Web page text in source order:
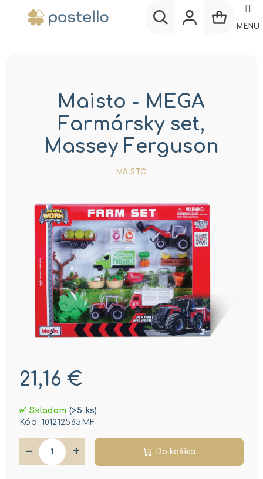
MENU
21,16 €
cena:
✅ Skladom(>5 ks)
Kód: 101212565MF
+
− Do košíka
Maisto - MEGA
Farmársky set,
Massey Ferguson
MAISTO